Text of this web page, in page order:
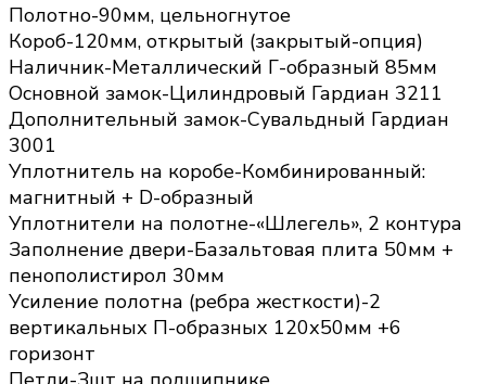
Полотно-90мм, цельногнутое
Короб-120мм, открытый (закрытый-опция)
Наличник-Металлический Г-образный 85мм
Основной замок-Цилиндровый Гардиан 3211
Дополнительный замок-Сувальдный Гардиан
3001
Уплотнитель на коробе-Комбинированный:
магнитный + D-образный
Уплотнители на полотне-«Шлегель», 2 контура
Заполнение двери-Базальтовая плита 50мм +
пенополистирол 30мм
Усиление полотна (ребра жесткости)-2
вертикальных П-образных 120х50мм +6
горизонт